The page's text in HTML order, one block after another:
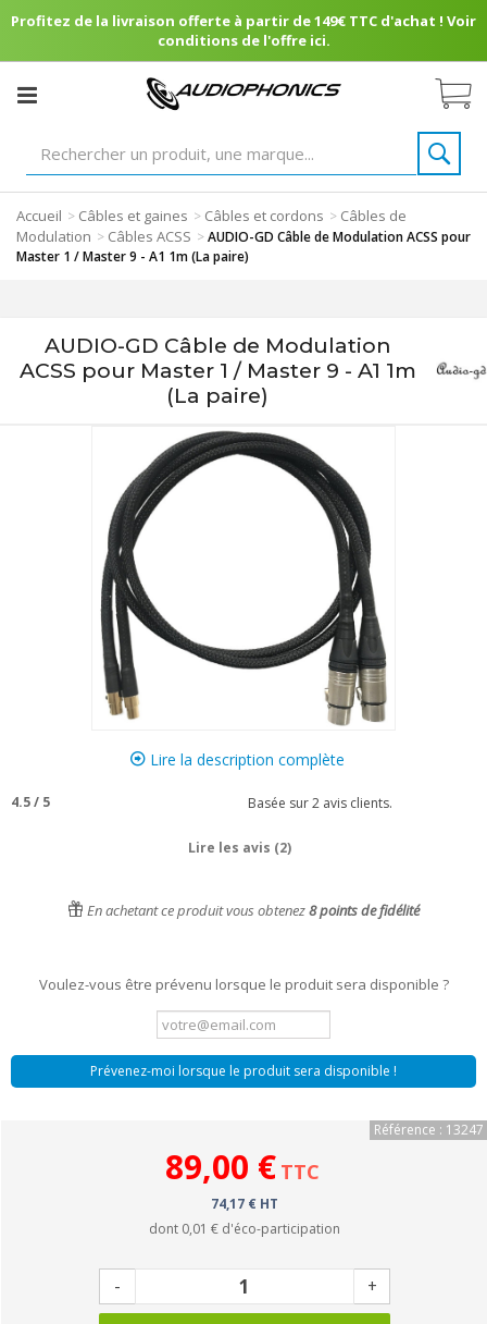
Profitez de la livraison offerte à partir de 149€ TTC d'achat ! Voir
conditions de l'offre ici.
Accueil > Câbles et gaines > Câbles et cordons > Câbles de
Modulation > Câbles ACSS >AUDIO-GD Câble de Modulation ACSS pour
Master 1 / Master 9 - A1 1m (La paire)
AUDIO-GD Câble de Modulation
ACSS pour Master 1 / Master 9 - A1 1m
(La paire)
Lire la description complète
4.5/ 5 Basée sur2 avis clients.
Lire les avis (2)
En achetant ce produit vous obtenez8points de fidélité
Voulez-vous être prévenu lorsque le produit sera disponible ?
Prévenez-moi lorsque le produit sera disponible !
Référence : 13247
89,00 € TTC
74,17 € HT
dont 0,01 € d'éco-participation
- +